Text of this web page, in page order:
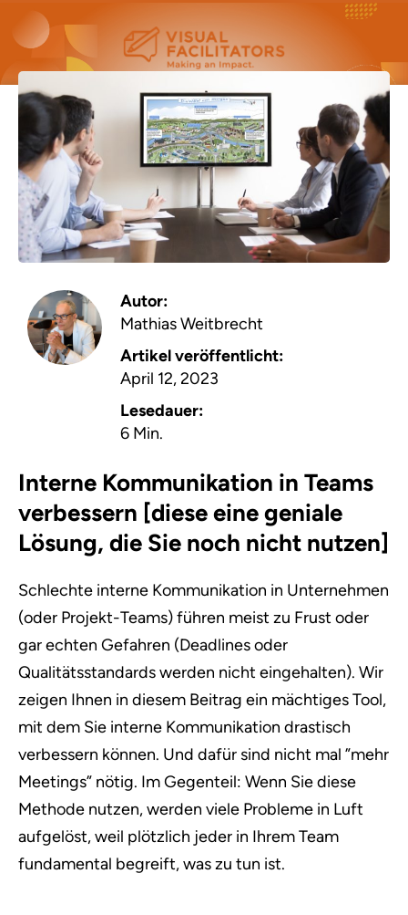
Autor:
Mathias Weitbrecht
Artikel veröffentlicht:
April 12, 2023
Lesedauer:
6 Min.
Interne Kommunikation in Teams
verbessern [diese eine geniale
Lösung, die Sie noch nicht nutzen]
Schlechte interne Kommunikation in Unternehmen
(oder Projekt-Teams) führen meist zu Frust oder
gar echten Gefahren (Deadlines oder
Qualitätsstandards werden nicht eingehalten). Wir
zeigen Ihnen in diesem Beitrag ein mächtiges Tool,
mit dem Sie interne Kommunikation drastisch
verbessern können. Und dafür sind nicht mal ”mehr
Meetings” nötig. Im Gegenteil: Wenn Sie diese
Methode nutzen, werden viele Probleme in Luft
aufgelöst, weil plötzlich jeder in Ihrem Team
fundamental begreift, was zu tun ist.